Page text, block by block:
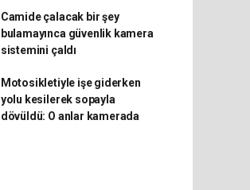
Camide çalacak bir şey
bulamayınca güvenlik kamera
sistemini çaldı
Motosikletiyle işe giderken
yolu kesilerek sopayla
dövüldü: O anlar kamerada